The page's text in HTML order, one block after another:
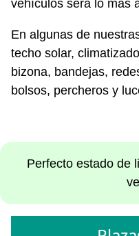
vehículos será lo más
En algunas de
techo solar,
bizona, bandejas,
bolsos, percheros y
Perfecto estado de